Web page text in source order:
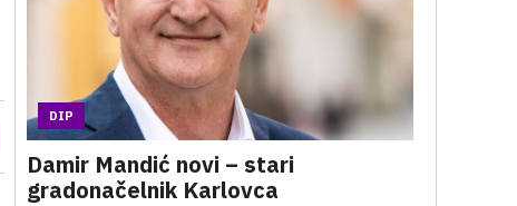
DIP
Damir Mandić novi – stari
gradonačelnik Karlovca